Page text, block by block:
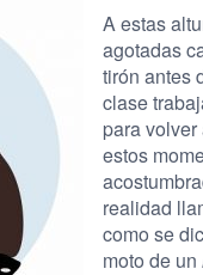
A estas
agotadas
tirón antes
clase
para
estos
realidad
como se
moto de un